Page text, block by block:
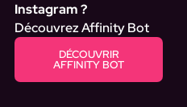
Instagram ?
Découvrez Affinity Bot
DÉCOUVRIR
AFFINITY BOT